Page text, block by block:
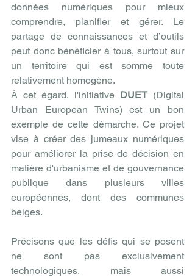
données numériques pour mieux
comprendre, planifier et gérer. Le
partage de connaissances et d’outils
peut donc bénéficier à tous, surtout sur
un territoire qui est somme toute
relativement homogène.
À cet égard, l'initiative DUET (Digital
Urban European Twins) est un bon
exemple de cette démarche. Ce projet
vise à créer des jumeaux numériques
pour améliorer la prise de décision en
matière d'urbanisme et de gouvernance
publique dans plusieurs villes
européennes, dont des communes
belges.
Précisons que les défis qui se posent
ne sont pas exclusivement
technologiques, mais aussi